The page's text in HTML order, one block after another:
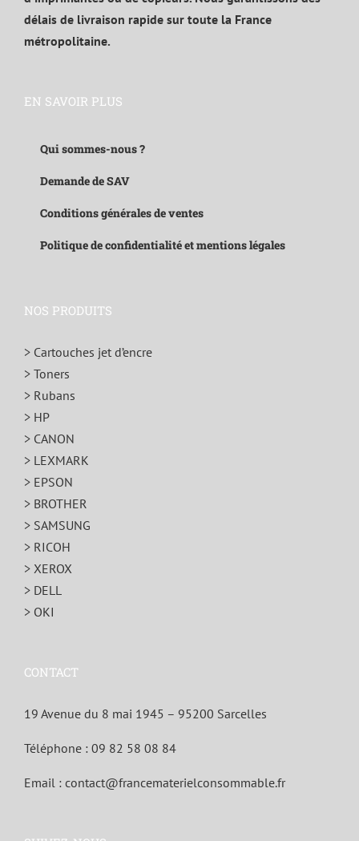
délais de livraison rapide sur toute la France
métropolitaine.
EN SAVOIR PLUS
Qui sommes-nous ?
Demande de SAV
Conditions générales de ventes
Politique de confidentialité et mentions légales
NOS PRODUITS
> Cartouches jet d’encre
> Toners
> Rubans
> HP
> CANON
> LEXMARK
> EPSON
> BROTHER
> SAMSUNG
> RICOH
> XEROX
> DELL
> OKI
CONTACT
19 Avenue du 8 mai 1945 – 95200 Sarcelles
Téléphone : 09 82 58 08 84
Email : contact@francematerielconsommable.fr